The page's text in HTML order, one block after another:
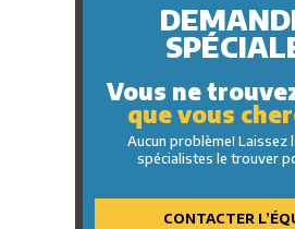
Vous ne
que vous
Aucun problème! Laissez
spécialistes le trouver
CONTACTER